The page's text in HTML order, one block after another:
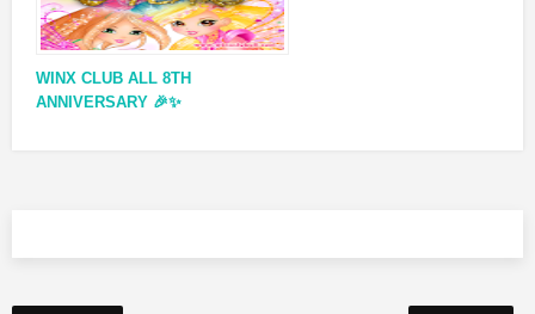
WINX CLUB ALL 8TH
ANNIVERSARY 🎉✨